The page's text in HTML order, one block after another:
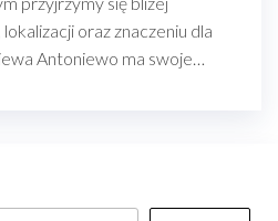
oraz znaczeniu dla
Antoniewo ma swoje…